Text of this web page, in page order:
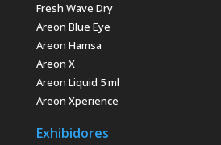
Fresh Wave Dry
Areon Blue Eye
Areon Hamsa
Areon X
Areon Liquid 5 ml
Areon Xperience
Exhibidores